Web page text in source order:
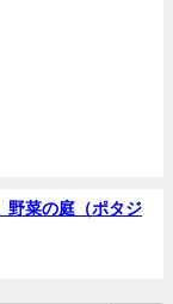
野菜の庭（ポタジ